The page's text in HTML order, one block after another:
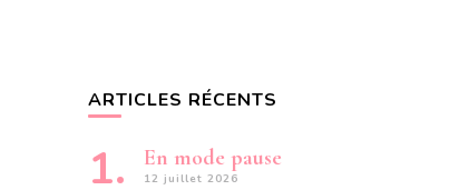
INTUITIONS
ONT
LE
ARTICLES RÉCENTS
En mode pause
12 juillet 2026